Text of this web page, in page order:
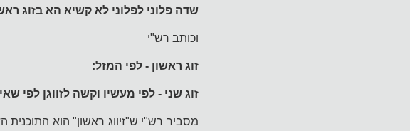
שדה פלוני לפלוני לא קשיא הא בזוג
וכותב רש"י
זוג ראשון - לפי המזל:
זוג שני - לפי מעשיו וקשה לזווגן לפי
מסביר רש"י ש"זיווג ראשון" הוא